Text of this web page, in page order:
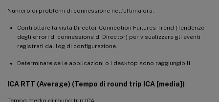
Numero di problemi di connessione nell’ultima ora.
Controllare la vista Director Connection Failures Trend (Tendenze
degli errori di connessione di Director) per visualizzare gli eventi
registrati dal log di configurazione.
Determinare se le applicazioni o i desktop sono raggiungibili.
ICA RTT (Average) (Tempo di round trip ICA [media])
Tempo medio di round trip ICA.